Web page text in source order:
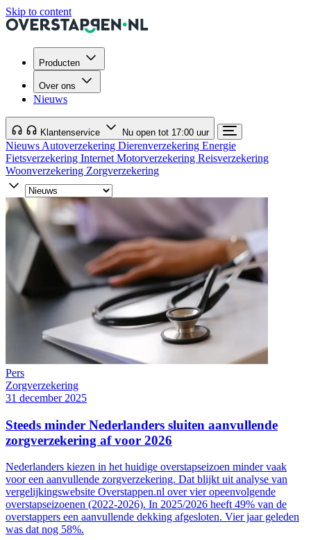
Skip to content
Producten
Over ons
Nieuws
Klantenservice Nu open tot 17:00 uur
Nieuws Autoverzekering Dierenverzekering Energie
Fietsverzekering Internet Motorverzekering Reisverzekering
Woonverzekering Zorgverzekering
Pers
Zorgverzekering
31 december 2025
Steeds minder Nederlanders sluiten aanvullende
zorgverzekering af voor 2026
Nederlanders kiezen in het huidige overstapseizoen minder vaak
voor een aanvullende zorgverzekering. Dat blijkt uit analyse van
vergelijkingswebsite Overstappen.nl over vier opeenvolgende
overstapseizoenen (2022-2026). In 2025/2026 heeft 49% van de
overstappers een aanvullende dekking afgesloten. Vier jaar geleden
was dat nog 58%.